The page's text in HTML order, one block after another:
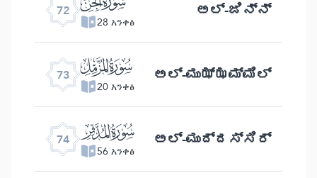
72
28 አንቀፅ ಅಲ್ -ಜಿನ್ನ್
73 ﯶ
20 አንቀፅ ಅಲ್ -ಮುಝ್ಝಮ್ಮಿಲ್
74 ﯷ
56 አንቀፅ ಅಲ್ -ಮುದ್ದಸ್ಸಿರ್